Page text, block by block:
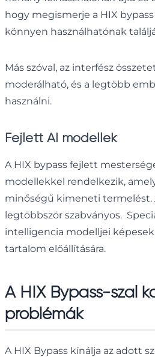
hogy megismerje a HIX
könnyen használhatónak
Más szóval, az interfész
moderálható, és a legtöbb
használni.
Fejlett AI modellek
A HIX bypass fejlett
modellekkel rendelkezik,
minőségű kimeneti termelést.
legtöbbször szabványos.
intelligencia modelljei
tartalom előállítására.
A HIX Bypass-szal
problémák
A HIX Bypass kínálja az adott